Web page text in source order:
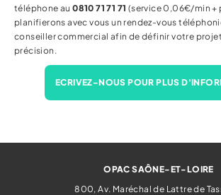
téléphone au0810 71 71 71 (service 0,06€/min +
planifierons avec vous un rendez-vous
conseiller commercial afin de définir votre
précision.
ECRIVEZ-NOUS POUR PLUS
OPAC SAÔNE-ET-LOIRE
800, Av. Maréchal de Lattre de